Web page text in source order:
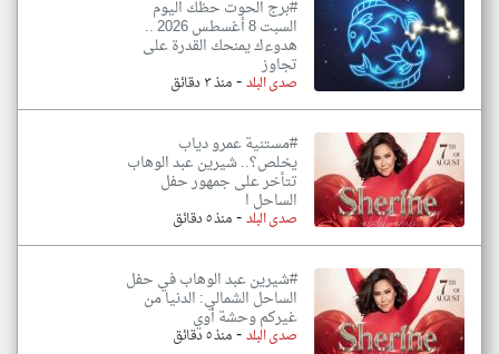
#برج الحوت حظك اليوم
السبت 8 أغسطس 2026 ..
هدوءك يمنحك القدرة على
تجاوز
صدى البلد-منذ ٣ دقائق
#مستنية عمرو دياب
يخلص؟.. شيرين عبد الوهاب
تتأخر على جمهور حفل
الساحل ا
صدى البلد-منذ ٥ دقائق
#شيرين عبد الوهاب في حفل
الساحل الشمالي: الدنيا من
غيركم وحشة أوي
صدى البلد-منذ ٥ دقائق